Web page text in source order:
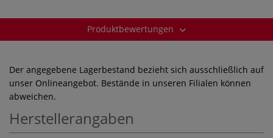
Produktbewertungen
Der angegebene Lagerbestand bezieht sich ausschließlich auf
unser Onlineangebot. Bestände in unseren Filialen können
abweichen.
Herstellerangaben